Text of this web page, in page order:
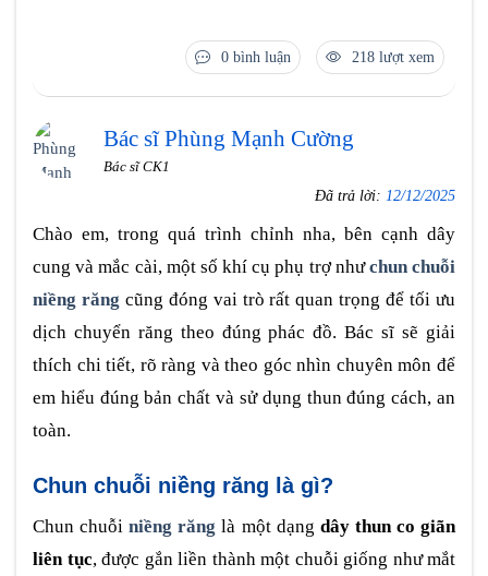
0 bình luận 218 lượt xem
Bác sĩ Phùng Mạnh Cường
Bác sĩ CK1
Đã trả lời: 12/12/2025
Chào em, trong quá trình chỉnh nha, bên cạnh dây
cung và mắc cài, một số khí cụ phụ trợ nhưchun chuỗi
niềng răng cũng đóng vai trò rất quan trọng để tối ưu
dịch chuyển răng theo đúng phác đồ. Bác sĩ sẽ giải
thích chi tiết, rõ ràng và theo góc nhìn chuyên môn để
em hiểu đúng bản chất và sử dụng thun đúng cách, an
toàn.
Chun chuỗi niềng răng là gì?
Chun chuỗiniềng răng là một dạng dây thun co giãn
liên tục, được gắn liền thành một chuỗi giống như mắt